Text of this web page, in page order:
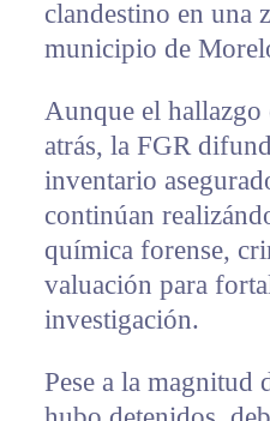
clandestino en una
municipio de
Aunque el hallazgo
atrás, la FGR
inventario
continúan
química forense,
valuación para
investigación.
Pese a la magnitud